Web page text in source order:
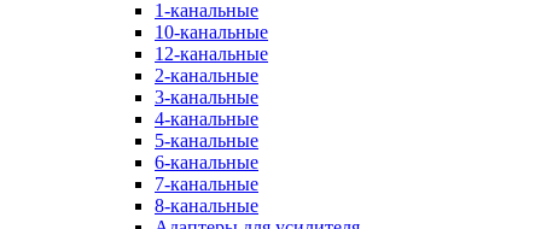
1-канальные
10-канальные
12-канальные
2-канальные
3-канальные
4-канальные
5-канальные
6-канальные
7-канальные
8-канальные